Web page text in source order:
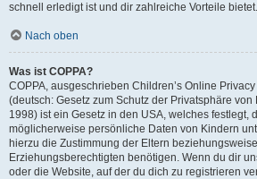
schnell erledigt ist und dir zahlreiche Vorteile bietet.
Nach oben
Was ist COPPA?
COPPA, ausgeschrieben Children’s Online
(deutsch: Gesetz zum Schutz der Privatsphäre von
1998) ist ein Gesetz in den USA, welches festlegt,
möglicherweise persönliche Daten von Kindern
hierzu die Zustimmung der Eltern
Erziehungsberechtigten benötigen. Wenn du dir
oder die Website, auf der du dich zu registrieren